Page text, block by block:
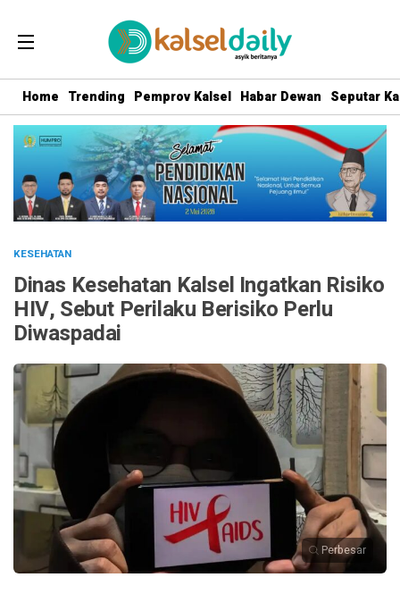
Home Trending Pemprov Kalsel Habar Dewan Seputar
KESEHATAN
Dinas Kesehatan Kalsel Ingatkan Risiko
HIV, Sebut Perilaku Berisiko Perlu
Diwaspadai
Perbesar